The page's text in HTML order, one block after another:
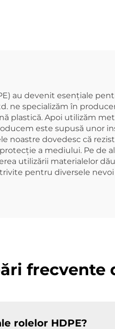
au devenit esențiale
ne specializăm în
plastică. Apoi utilizăm
este supusă unor
noastre dovedesc că
a mediului. Pe de
utilizării materialelor
pentru diversele
frecvente
rolelor HDPE?